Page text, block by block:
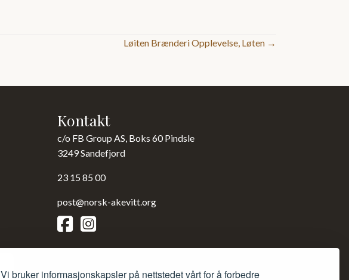
Vi bruker informasjonskapsler på nettstedet vårt for å forbedre
Løiten Brænderi Opplevelse, Løten →
Kontakt
c/o FB Group AS, Boks 60 Pindsle
3249 Sandefjord
23 15 85 00
post@norsk-akevitt.org